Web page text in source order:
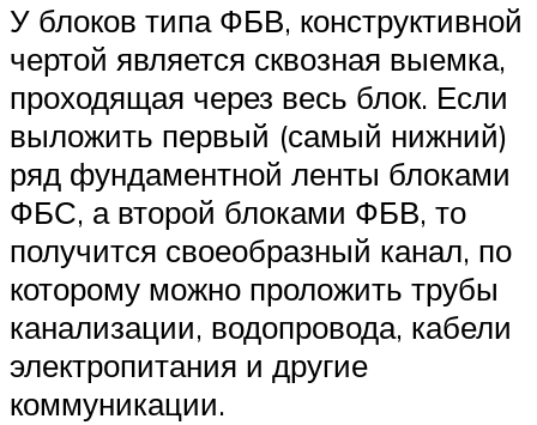
У блоков типа ФБВ, конструктивной
чертой является сквозная выемка,
проходящая через весь блок. Если
выложить первый (самый нижний)
ряд фундаментной ленты блоками
ФБС, а второй блоками ФБВ, то
получится своеобразный канал, по
которому можно проложить трубы
канализации, водопровода, кабели
электропитания и другие
коммуникации.